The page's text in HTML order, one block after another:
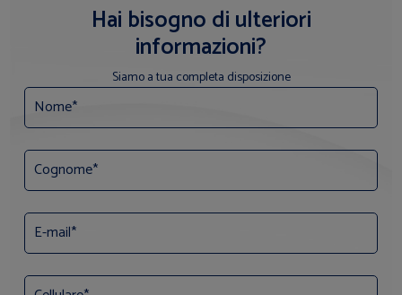
Hai bisogno di ulteriori
informazioni?
Siamo a tua completa disposizione